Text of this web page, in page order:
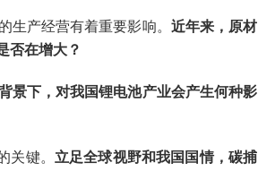
生产经营有着重要影响。 近年来，原材
否在增大？
景下，对我国锂电池产业会产生何种影
关键。 立足全球视野和我国国情，碳捕